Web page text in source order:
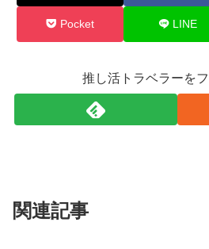
Pocket LINE
推し活トラベラーを
関連記事